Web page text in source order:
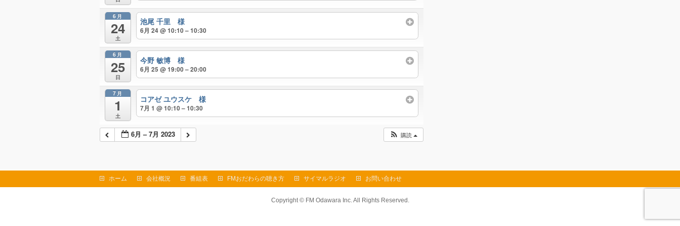
6月
24
土
池尾 千里 様
6月 24 @ 10:10 – 10:30
6月
25
日
今野 敏博 様
6月 25 @ 19:00 – 20:00
7月
1
土
コアゼ ユウスケ 様
7月 1 @ 10:10 – 10:30
6月 – 7月 2023 購読
ホーム 会社概況 番組表 FMおだわらの聴き方 サイマルラジオ お問い合わせ
Copyright © FM Odawara Inc. All Rights Reserved.